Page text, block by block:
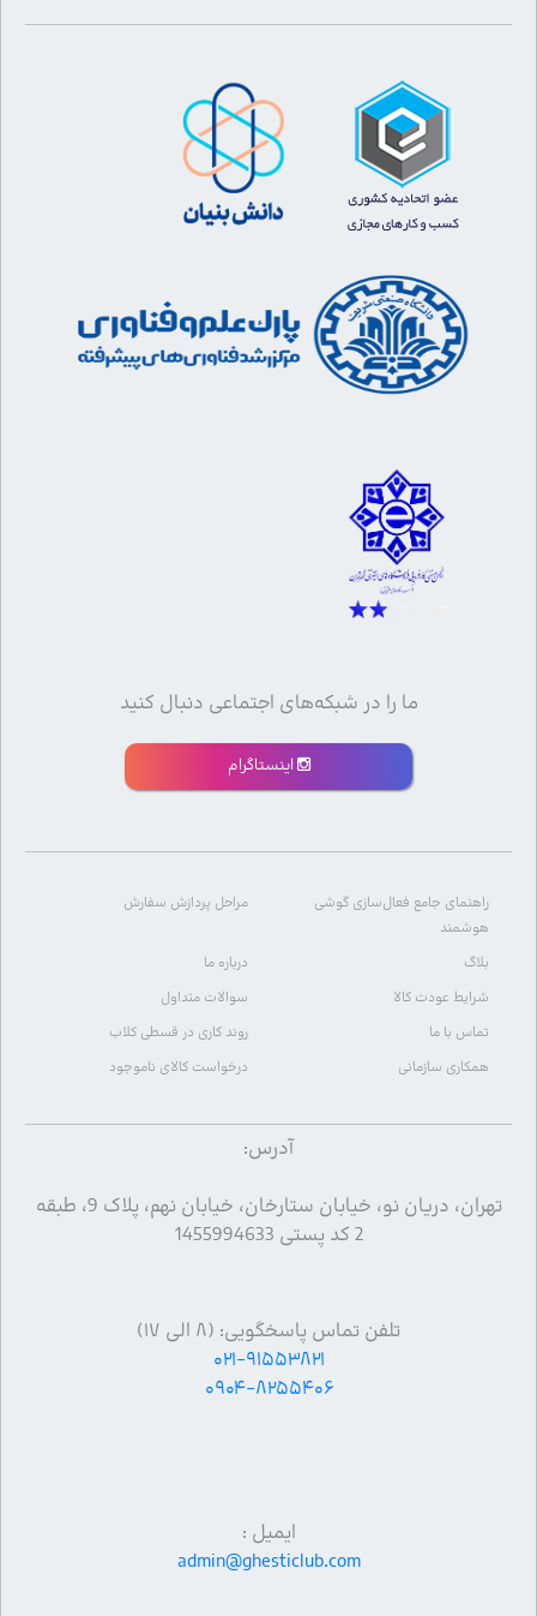
ما را در شبکه‌های اجتماعی دنبال کنید
اینستاگرام
راهنمای جامع فعال‌سازی گوشی
هوشمند
مراحل پردازش سفارش
بلاگ
درباره ما
شرایط عودت کالا
سوالات متداول
تماس با ما
روند کاری در قسطی کلاب
همکاری سازمانی
درخواست کالای ناموجود
آدرس:
تهران، دریان نو، خیابان ستارخان، خیابان نهم، پلاک 9، طبقه
2 کد پستی 1455994633
تلفن تماس پاسخگویی: (۸ الی ۱۷)
۰۲۱-۹۱۵۵۳۸۲۱
۰۹۰۴-۸۲۵۵۴۰۶
ایمیل :
admin@ghesticlub.com